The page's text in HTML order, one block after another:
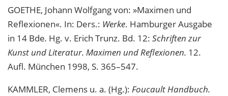
GOETHE, Johann Wolfgang von: »Maximen und
Reflexionen«. In: Ders.: Werke. Hamburger Ausgabe
in 14 Bde. Hg. v. Erich Trunz. Bd. 12: Schriften zur
Kunst und Literatur. Maximen und Reflexionen. 12.
Aufl. München 1998, S. 365–547.
KAMMLER, Clemens u. a. (Hg.): Foucault Handbuch.